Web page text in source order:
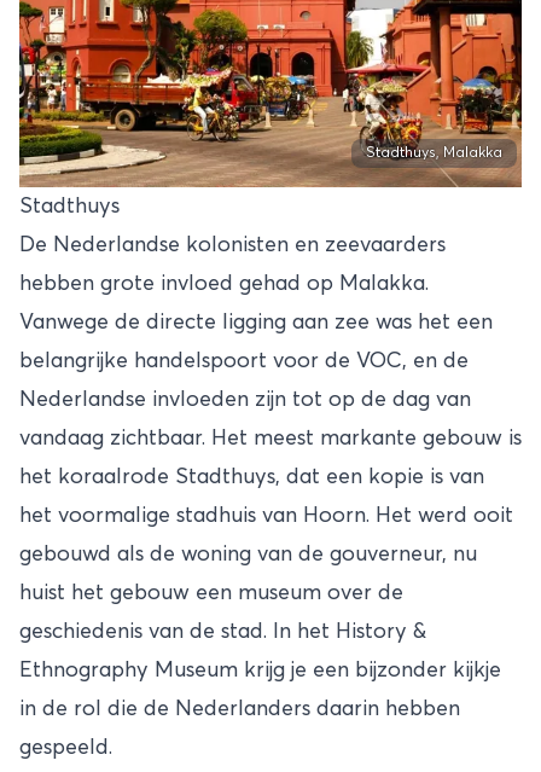
Stadthuys, Malakka
Stadthuys
De Nederlandse kolonisten en zeevaarders
hebben grote invloed gehad op Malakka.
Vanwege de directe ligging aan zee was het een
belangrijke handelspoort voor de VOC, en de
Nederlandse invloeden zijn tot op de dag van
vandaag zichtbaar. Het meest markante gebouw is
het koraalrode Stadthuys, dat een kopie is van
het voormalige stadhuis van Hoorn. Het werd ooit
gebouwd als de woning van de gouverneur, nu
huist het gebouw een museum over de
geschiedenis van de stad. In het History &
Ethnography Museum krijg je een bijzonder kijkje
in de rol die de Nederlanders daarin hebben
gespeeld.